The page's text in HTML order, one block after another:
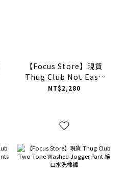
【Focus Store】現貨
Thug Club Not Easy
Tank Top
NT$2,280